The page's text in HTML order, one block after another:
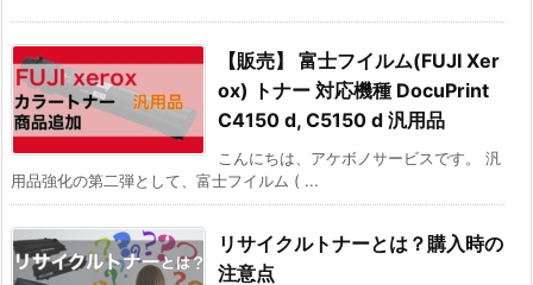
【販売】 富士フイルム(FUJI Xer
ox) トナー 対応機種 DocuPrint
C4150 d, C5150 d 汎用品
こんにちは、アケボノサービスです。 汎
用品強化の第二弾として、富士フイルム ( ...
リサイクルトナーとは？購入時の
注意点